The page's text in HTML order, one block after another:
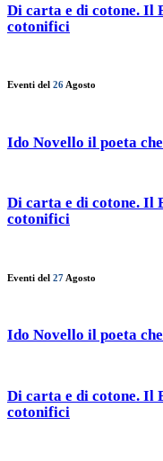
Di carta e di cotone. Il
cotonifici
Eventi del 26 Agosto
Ido Novello il poeta
Di carta e di cotone. Il
cotonifici
Eventi del 27 Agosto
Ido Novello il poeta
Di carta e di cotone. Il
cotonifici